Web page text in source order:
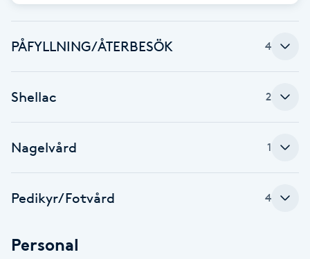
Color correction
Cryoterapi
Damklippning
E
PÅFYLLNING/ÅTERBESÖK 4
Shellac 2
Nagelvård 1
Pedikyr/Fotvård 4
Personal